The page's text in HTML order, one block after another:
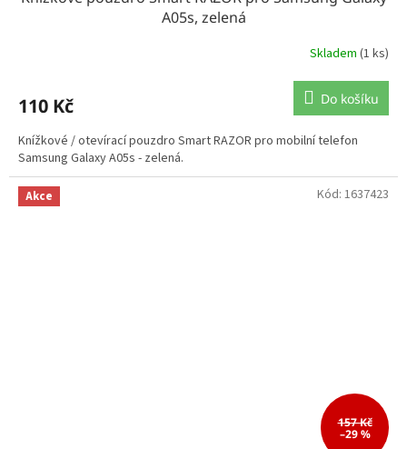
A05s, zelená
Skladem (1 ks)
110 Kč Do košíku
Knížkové / otevírací pouzdro Smart RAZOR pro mobilní telefon
Samsung Galaxy A05s - zelená.
Akce
157 Kč
–29 %
Kód: 1637423